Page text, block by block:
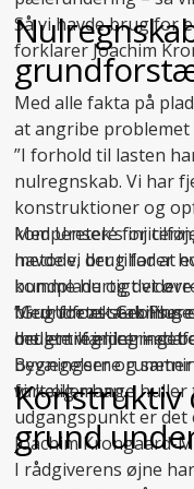
Så vi havde brug for
forklarer Joachim
Med alle fakta på
at angribe
”I forhold til lasten
nulregnskab. Vi har
konstruktioner og
kompensere for
havde vi brug for at
bundplade og det
brug for at
brugte vi injicering
bevægelser og
fortæller han.
Med Uretek’s
metode, der tillader
komme hurtigt
MedUretek GeoPlus
det er tilfældet med
mellemregning – det
Bygningerne
virkelig mange
udgangspunkt er det
Joachim Krongaard-
Konstruktiv
grund
I rådgiverens øjne